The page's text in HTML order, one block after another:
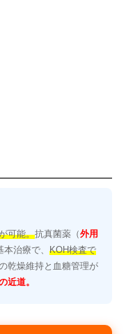
可能。抗真菌薬（外用
本治療で、 KOH検査で
乾燥維持と血糖管理が
近道。